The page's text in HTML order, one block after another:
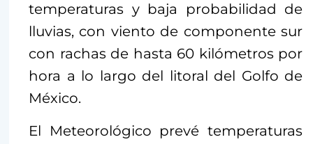
temperaturas y baja probabilidad de
lluvias, con viento de componente sur
con rachas de hasta 60 kilómetros por
hora a lo largo del litoral del Golfo de
México.
El Meteorológico prevé temperaturas